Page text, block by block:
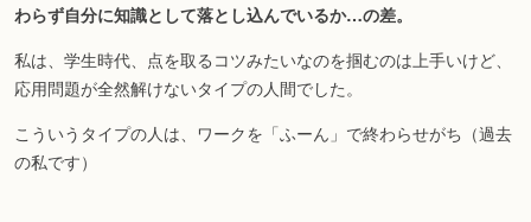
わらず自分に知識として落とし込んでいるか…の差。
私は、学生時代、点を取るコツみたいなのを掴むのは上手いけど、
応用問題が全然解けないタイプの人間でした。
こういうタイプの人は、ワークを「ふーん」で終わらせがち（過去
の私です）